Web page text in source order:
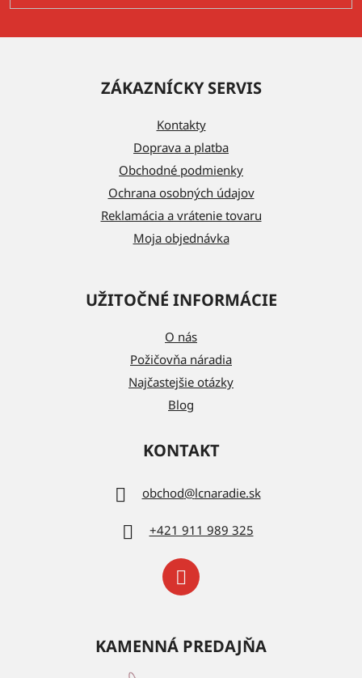
ZÁKAZNÍCKY SERVIS
Kontakty
Doprava a platba
Obchodné podmienky
Ochrana osobných údajov
Reklamácia a vrátenie tovaru
Moja objednávka
UŽITOČNÉ INFORMÁCIE
O nás
Požičovňa náradia
Najčastejšie otázky
Blog
KONTAKT
obchod@lcnaradie.sk
+421 911 989 325
KAMENNÁ PREDAJŇA